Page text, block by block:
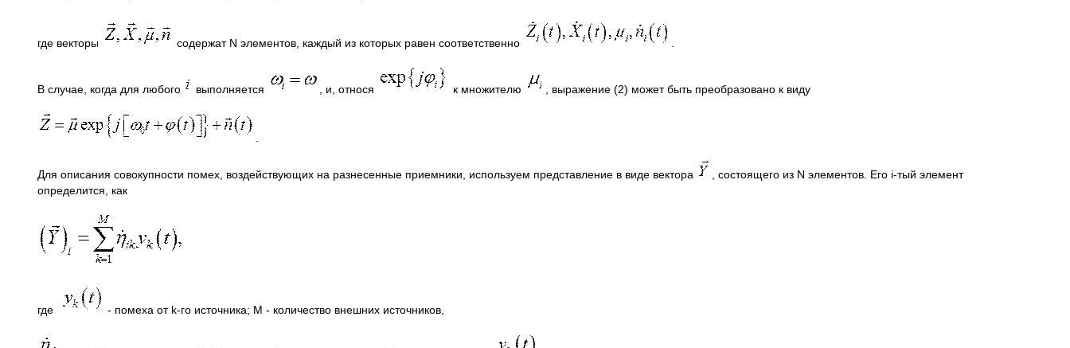
где векторы содержат N элементов, каждый из которых равен соответственно
В случае, когда для любого выполняется , и, относя к множителю , выражение (2) может быть преобразовано к виду
Для описания совокупности помех, воздействующих на разнесенные приемники, используем представление в виде вектора
, состоящего из N элементов. Его i-тый элемент
определится, как
где - помеха от k-го источника; М - количество внешних источников,